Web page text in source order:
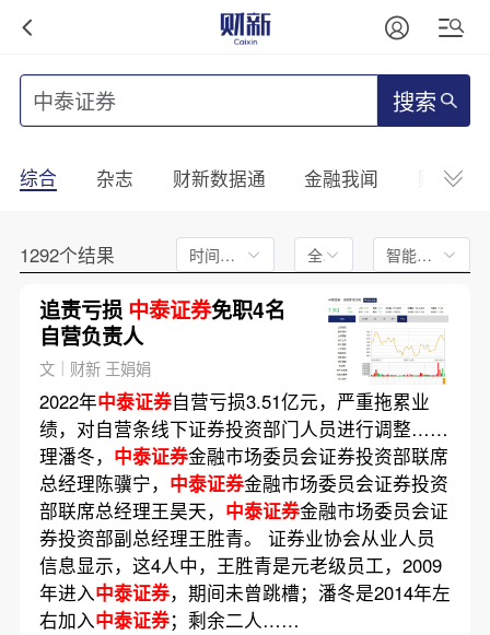
搜索
综合 杂志 财新数据通 金融我闻 财新
1292个结果 时间不限 全文 智能排序
追责亏损 中泰证券免职4名
自营负责人
文｜财新 王娟娟
2022年中泰证券自营亏损3.51亿元，严重拖累业
绩，对自营条线下证券投资部门人员进行调整……
理潘冬， 中泰证券金融市场委员会证券投资部联席
总经理陈骥宁， 中泰证券金融市场委员会证券投资
部联席总经理王昊天， 中泰证券金融市场委员会证
券投资部副总经理王胜青。 证券业协会从业人员
信息显示，这4人中，王胜青是元老级员工，2009
年进入中泰证券，期间未曾跳槽；潘冬是2014年左
右加入中泰证券；剩余二人……